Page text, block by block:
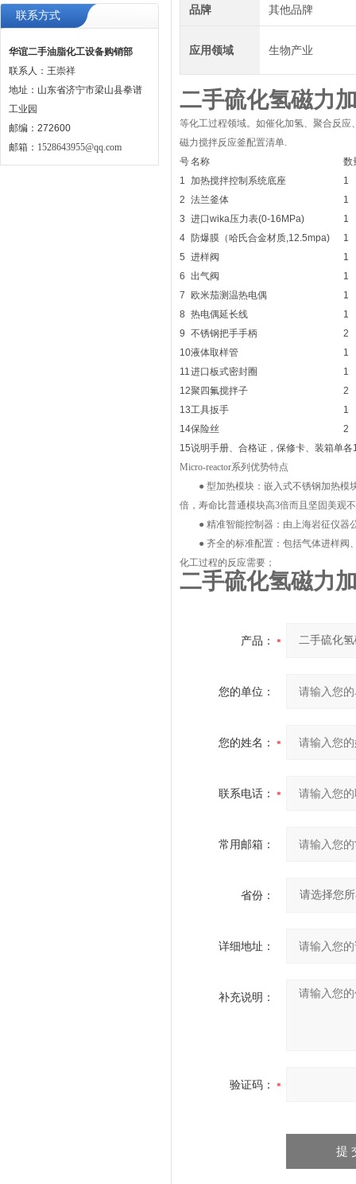
联系方式
华谊二手油脂化工设备购销部
联系人：王崇祥
地址：山东省济宁市梁山县拳谱
工业园
邮编：272600
邮箱： 1528643955@qq.com
品牌 其他品牌
应用领域 生物产业
二手硫化氢磁力
等化工过程领域。如催化加氢、聚合反
磁力搅拌反应釜配置清单.
号名称
数
1 加热搅拌控制系统底座
1
2 法兰釜体
1
3 进口wika压力表(0-16MPa)
1
4
防爆膜（哈氏合金材质,12.5mpa)
1
5 进样阀
1
6 出气阀
1
7
欧米茄测温热电偶
1
8 热电偶延长线
1
9 不锈钢把手手柄
2
10液体取样管
1
11进口板式密封圈
1
12聚四氟搅拌子
2
13工具扳手
1
14保险丝
2
15说明手册、合格证，保修卡、装箱单各
Micro-reactor系列优势特点
● 型加热模块：嵌入式不锈钢加热模块
倍，寿命比普通模块高3倍而且坚固美观
● 精准智能控制器：由上海岩征仪器公
● 齐全的标准配置：包括气体进样阀、
化工过程的反应需要；
二手硫化氢磁力
产品：
您的单位：
您的姓名：
联系电话：
常用邮箱：
省份：
详细地址：
补充说明：
验证码：